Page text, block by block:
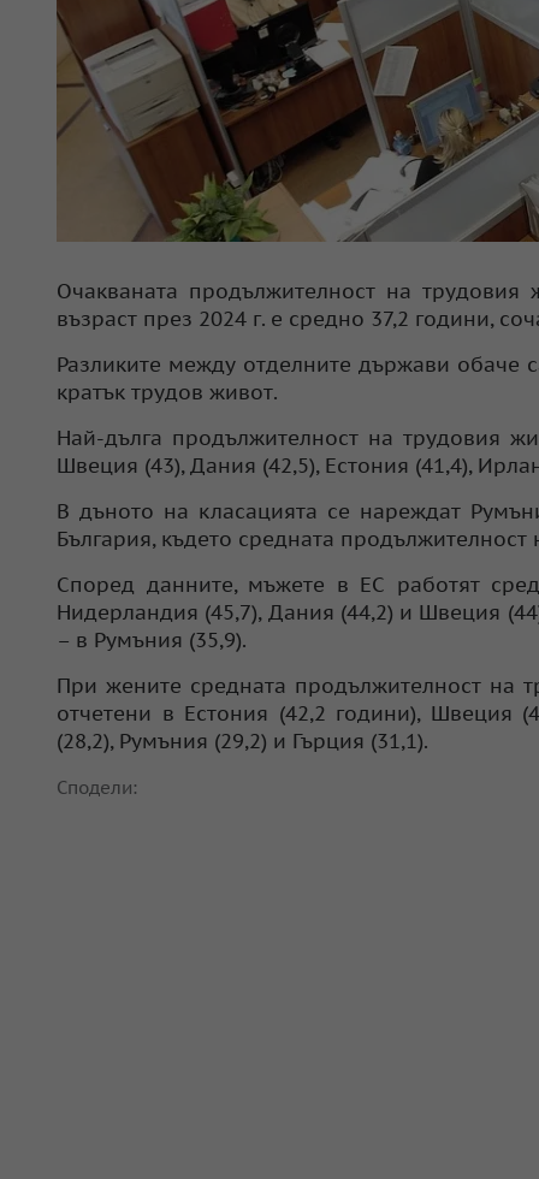
Очакваната продължителност на
възраст през 2024 г. е средно 37,2 години,
Разликите между отделните държави обаче
кратък трудов живот.
Най-дълга продължителност на трудовия
Швеция (43), Дания (42,5), Естония (41,4),
В дъното на класацията се нареждат
България, където средната
Според данните, мъжете в ЕС работят
Нидерландия (45,7), Дания (44,2) и Швеция
– в Румъния (35,9).
При жените средната продължителност на
отчетени в Естония (42,2 години), Швеция
(28,2), Румъния (29,2) и Гърция (31,1).
Сподели: